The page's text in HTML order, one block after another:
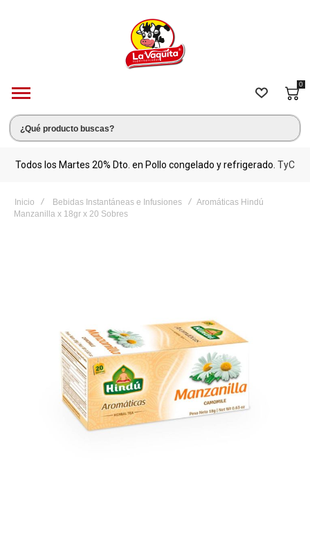
0
Todos los Martes 20% Dto. en Pollo congelado y refrigerado. TyC
Inicio Bebidas Instantáneas e Infusiones
Aromáticas Hindú
Manzanilla x 18gr x 20 Sobres